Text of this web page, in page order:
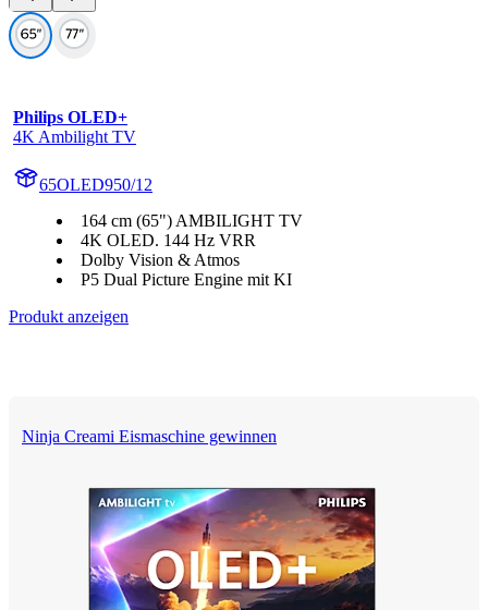
Philips OLED+
4K Ambilight TV
65OLED950/12
164 cm (65") AMBILIGHT TV
4K OLED. 144 Hz VRR
Dolby Vision & Atmos
P5 Dual Picture Engine mit KI
Produkt anzeigen
Ninja Creami Eismaschine gewinnen